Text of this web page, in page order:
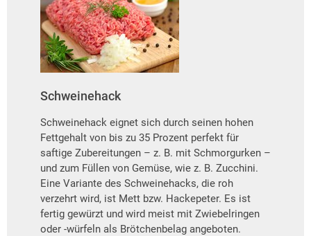
Schweinehack
Schweinehack eignet sich durch seinen hohen
Fettgehalt von bis zu 35 Prozent perfekt für
saftige Zubereitungen – z. B. mit Schmorgurken –
und zum Füllen von Gemüse, wie z. B. Zucchini.
Eine Variante des Schweinehacks, die roh
verzehrt wird, ist Mett bzw. Hackepeter. Es ist
fertig gewürzt und wird meist mit Zwiebelringen
oder -würfeln als Brötchenbelag angeboten.